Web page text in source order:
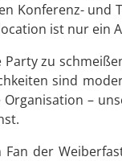
Konferenz-
ist nur ein
zu
sind
–
der